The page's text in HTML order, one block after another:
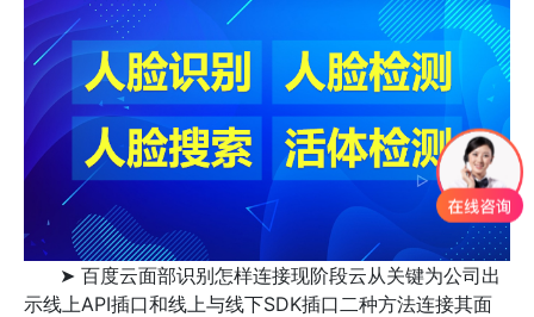
➤ 百度云面部识别怎样连接现阶段云从关键为公司出
示线上API插口和线上与线下SDK插口二种方法连接其面